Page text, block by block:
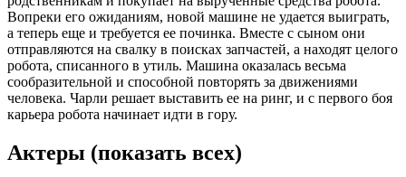
Вопреки его ожиданиям, новой машине не удается выиграть,
а теперь еще и требуется ее починка. Вместе с сыном они
отправляются на свалку в поисках запчастей, а находят целого
робота, списанного в утиль. Машина оказалась весьма
сообразительной и способной повторять за движениями
человека. Чарли решает выставить ее на ринг, и с первого боя
карьера робота начинает идти в гору.
Актеры (показать всех)